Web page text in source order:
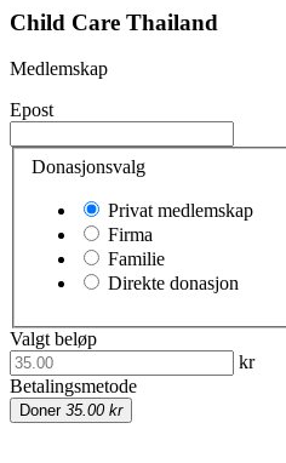
Child Care Thailand
Medlemskap
Epost
Donasjonsvalg
Privat medlemskap
Firma
Familie
Direkte donasjon
Valgt beløp
kr
Betalingsmetode
Doner 35.00 kr